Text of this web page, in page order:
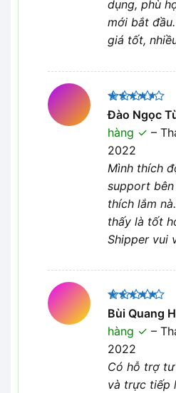
dụng, phù
mới bắt
giá tốt,
Được
xếp hạng
45 sao
Đào Ngọc
hàng
–
2022
Mình thích
support bên
thích lắm
thấy là tốt
Shipper vui
Được xếp
hạng5
5
sao
Bùi Quang
hàng
–
2022
Có hỗ trợ
và trực tiếp